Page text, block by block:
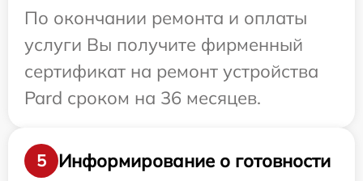
По окончании ремонта и оплаты
услуги Вы получите фирменный
сертификат на ремонт устройства
Pard сроком на 36 месяцев.
5
Информирование о готовности